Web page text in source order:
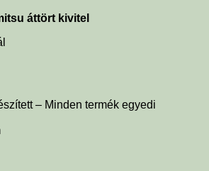
áttört kivitel
– Minden termék egyedi